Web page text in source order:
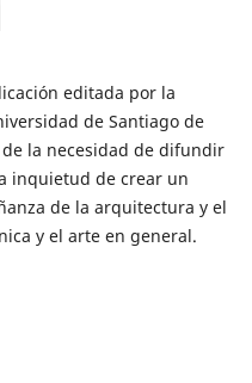
editada por la
de Santiago de
la necesidad de difundir
inquietud de crear un
de la arquitectura y el
y el arte en general.